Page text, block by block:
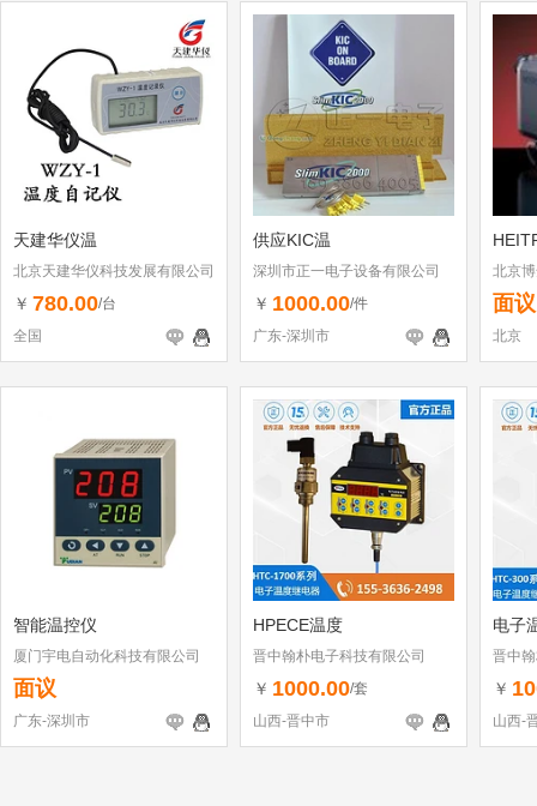
天建华仪温
北京天建华仪科技发展有限公司
￥ 780.00/台
全国
供应KIC温
深圳市正一电子设备有限公司
￥ 1000.00/件
广东-深圳市
北京
面议
北京
智能温控仪
厦门宇电自动化科技有限公司
面议
广东-深圳市
HPECE温度
晋中翰朴电子科技有限公司
￥ 1000.00/套
山西-晋中市
电子
晋中
￥
山西-